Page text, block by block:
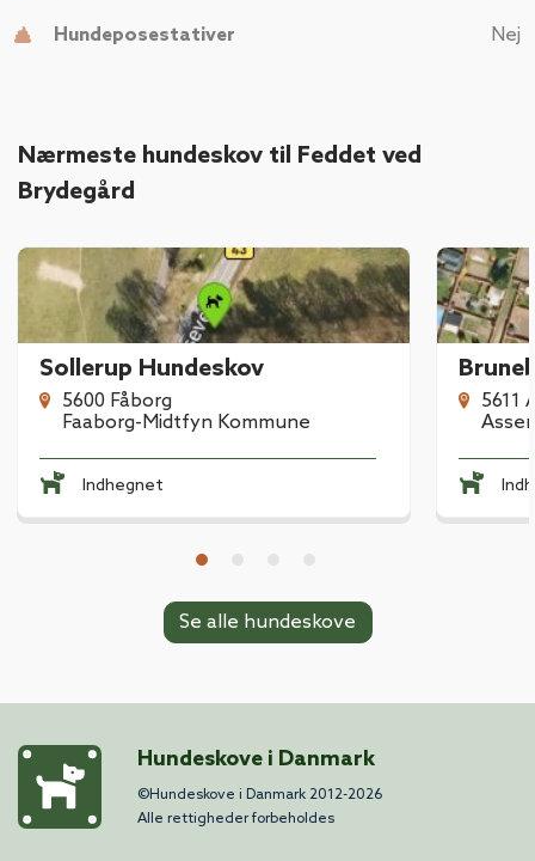
Hundeposestativer Nej
Nærmeste hundeskov til Feddet ved
Brydegård
Sollerup Hundeskov
5600 Fåborg
Faaborg-Midtfyn Kommune
Indhegnet
5611
Se alle hundeskove
Hundeskove i Danmark
©Hundeskove i Danmark 2012-2026
Alle rettigheder forbeholdes